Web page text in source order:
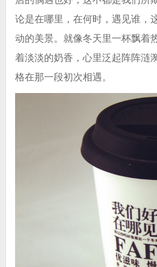
论是在哪里，在何时，遇见谁，
动的美景。就像冬天里一杯飘着
着淡淡的奶香，心里泛起阵阵涟
格在那一段初次相遇。